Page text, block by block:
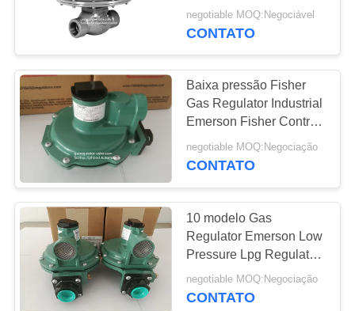
gás operada que reduz
o regulador
negotiable MOQ:Negociável
CONTATO
Baixa pressão Fisher
Gas Regulator Industrial
Emerson Fisher Control
Valve
negotiable MOQ:Negociação
CONTATO
10 modelo Gas
Regulator Emerson Low
Pressure Lpg Regulator
da libra por polegada
quadrada R622-DFG
negotiable MOQ:Negociação
CONTATO